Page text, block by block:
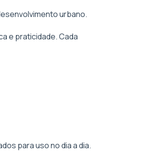
urbano.
e praticidade. Cada
para uso no dia a dia.